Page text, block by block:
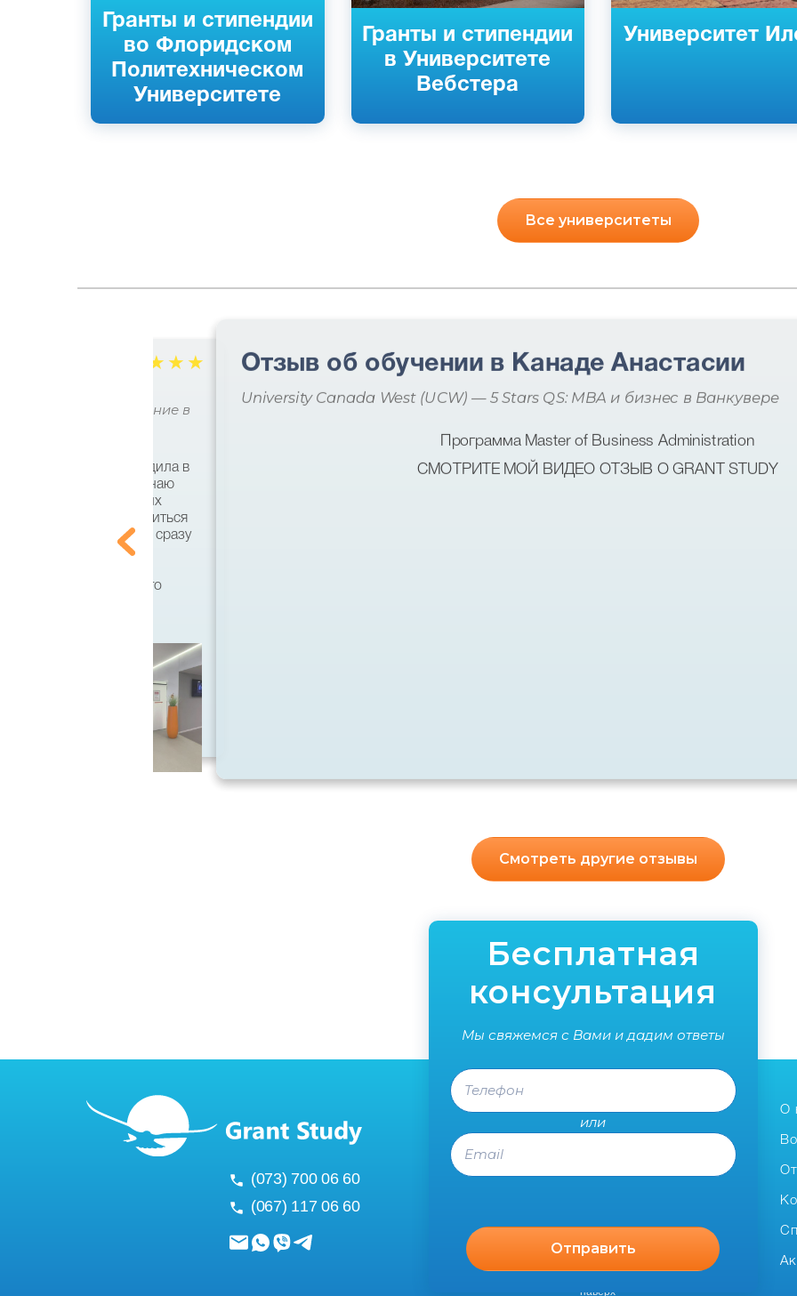
Гранты и стипендии
во Флоридском
Политехническом
Университете
Гранты и стипендии
в Университете
Вебстера
Университет
Все университеты
☆ ☆ ☆
образование в
я несколько раз ездила в
язык и совсем не знаю
По совету хороших
есть возможность учиться
вузе, а поступать сразу
на бакалавра по
государственного
Отзыв об обучении в Канаде Анастасии
University Canada West (UCW) — 5 Stars QS: MBA и бизнес в Ванкувере
Программа Master of Business Administration
СМОТРИТЕ МОЙ ВИДЕО ОТЗЫВ О GRANT STUDY
Смотреть другие отзывы
(073) 700 06 60
(067) 117 06 60
Бесплатная
консультация
Мы свяжемся с Вами и дадим ответы
Телефон
или
Email
О
наверх